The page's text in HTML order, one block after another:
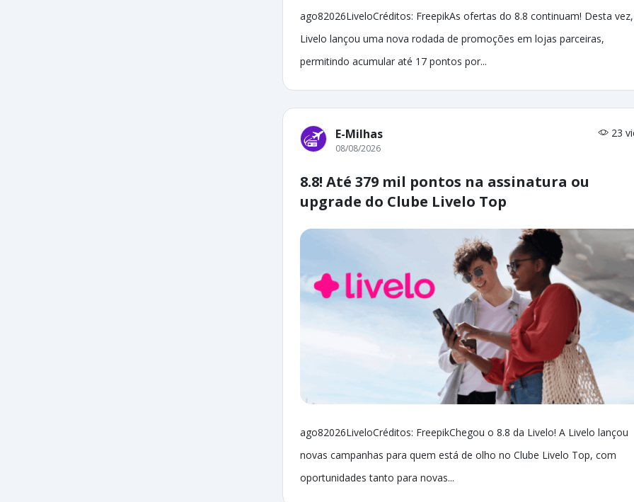
ago82026LiveloCréditos: FreepikAs ofertas do 8.8 continuam! Desta
Livelo lançou uma nova rodada de promoções em lojas parceiras,
permitindo acumular até 17 pontos por...
E-Milhas 23
08/08/2026
8.8! Até 379 mil pontos na assinatura ou
upgrade do Clube Livelo Top
ago82026LiveloCréditos: FreepikChegou o 8.8 da Livelo! A Livelo lançou
novas campanhas para quem está de olho no Clube Livelo Top, com
oportunidades tanto para novas...